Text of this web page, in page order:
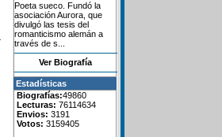
Poeta sueco. Fundó la
asociación Aurora, que
divulgó las tesis del
romanticismo alemán a
través de s...
Ver Biografía
Estadísticas
Biografías:49860
Lecturas: 76114634
Envios: 3191
Votos: 3159405